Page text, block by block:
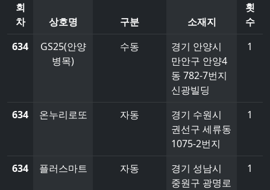
회
차
상호명 구분 소재지
횟
수
634
GS25(안양
병목)
수동
경기 안양시
만안구 안양4
동 782-7번지
신광빌딩
1
634 온누리로또 자동
경기 수원시
권선구 세류동
1075-2번지
1
634 플러스마트 자동
경기 성남시
중원구 광명로
1